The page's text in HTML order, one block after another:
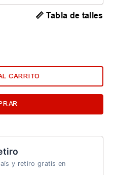
📏 Tabla de talles
CARRITO
y retiro gratis en